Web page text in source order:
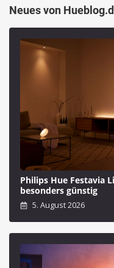
Neues von
Philips Hue Festavia
besonders günstig
5. August 2026